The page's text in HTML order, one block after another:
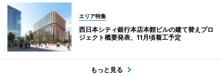
エリア特集
西日本シティ銀行本店本館ビルの建て替えプロ
ジェクト概要発表、11月頃着工予定
もっと見る